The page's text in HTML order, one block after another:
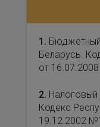
1.
Беларусь.
от
2. Налоговый
Кодекс
19.12.2002